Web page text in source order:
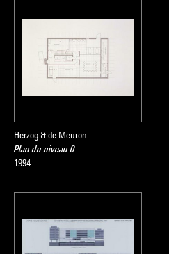
Herzog & de Meuron
Plan du niveau 0
1994